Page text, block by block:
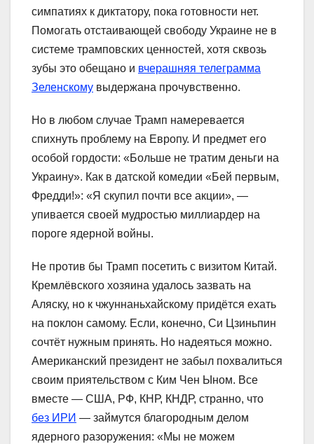
симпатиях к диктатору, пока готовности нет.
Помогать отстаивающей свободу Украине не в
системе трамповских ценностей, хотя сквозь
зубы это обещано и вчерашняя телеграмма
Зеленскому выдержана прочувственно.
Но в любом случае Трамп намеревается
спихнуть проблему на Европу. И предмет его
особой гордости: «Больше не тратим деньги на
Украину». Как в датской комедии «Бей первым,
Фредди!»: «Я скупил почти все акции», —
упивается своей мудростью миллиардер на
пороге ядерной войны.
Не против бы Трамп посетить с визитом Китай.
Кремлёвского хозяина удалось зазвать на
Аляску, но к чжуннаньхайскому придётся ехать
на поклон самому. Если, конечно, Си Цзиньпин
сочтёт нужным принять. Но надеяться можно.
Американский президент не забыл похвалиться
своим приятельством с Ким Чен Ыном. Все
вместе — США, РФ, КНР, КНДР, странно, что
без ИРИ — займутся благородным делом
ядерного разоружения: «Мы не можем